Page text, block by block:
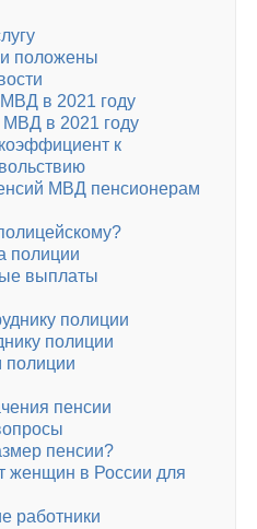
положены
в 2021 году
МВД в 2021 году
к
МВД пенсионерам
полиции
выплаты
полиции
полиции
полиции
пенсии
пенсии?
женщин в России для
работники